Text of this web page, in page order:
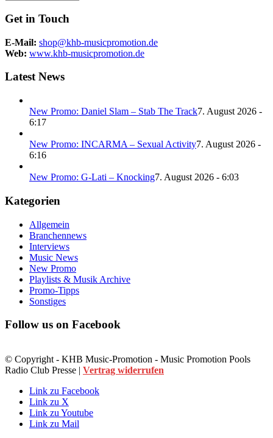
Get in Touch
E-Mail: shop@khb-musicpromotion.de
Web: www.khb-musicpromotion.de
Latest News
New Promo: Daniel Slam – Stab The Track7. August 2026 -
6:17
New Promo: INCARMA – Sexual Activity7. August 2026 -
6:16
New Promo: G-Lati – Knocking7. August 2026 - 6:03
Kategorien
Allgemein
Branchennews
Interviews
Music News
New Promo
Playlists & Musik Archive
Promo-Tipps
Sonstiges
Follow us on Facebook
© Copyright - KHB Music-Promotion - Music Promotion Pools
Radio Club Presse | Vertrag widerrufen
Link zu Facebook
Link zu X
Link zu Youtube
Link zu Mail